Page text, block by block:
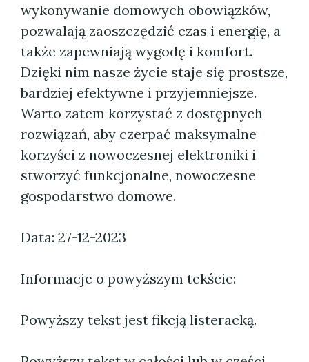
wykonywanie domowych obowiązków,
pozwalają zaoszczędzić czas i energię, a
także zapewniają wygodę i komfort.
Dzięki nim nasze życie staje się prostsze,
bardziej efektywne i przyjemniejsze.
Warto zatem korzystać z dostępnych
rozwiązań, aby czerpać maksymalne
korzyści z nowoczesnej elektroniki i
stworzyć funkcjonalne, nowoczesne
gospodarstwo domowe.
Data: 27-12-2023
Informacje o powyższym tekście:
Powyższy tekst jest fikcją listeracką.